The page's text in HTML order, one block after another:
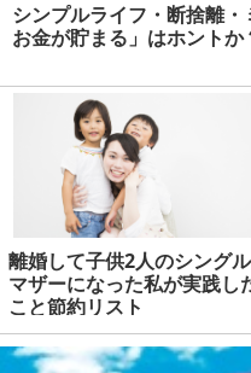
シンプルライフ・断捨離
お金が貯まる」はホントか
離婚して子供2人のシングル
マザーになった私が実践し
こと節約リスト